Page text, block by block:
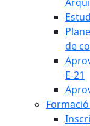
de
E-21